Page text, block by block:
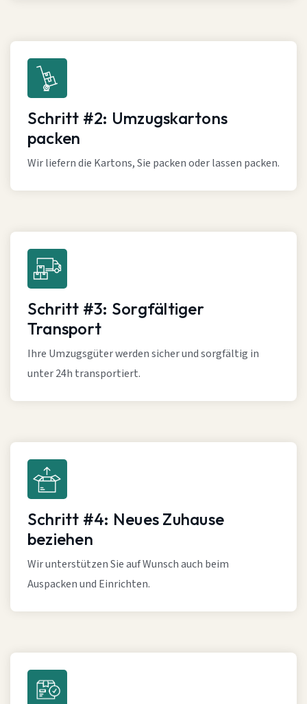
Schritt #2: Umzugskartons
packen
Wir liefern die Kartons, Sie packen oder lassen packen.
Schritt #3: Sorgfältiger
Transport
Ihre Umzugsgüter werden sicher und sorgfältig in
unter 24h transportiert.
Schritt #4: Neues Zuhause
beziehen
Wir unterstützen Sie auf Wunsch auch beim
Auspacken und Einrichten.